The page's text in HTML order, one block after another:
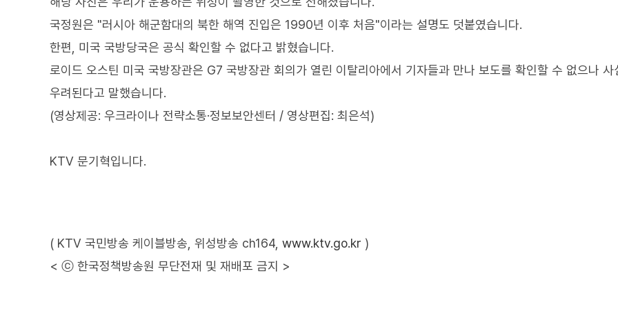
국정원은 "러시아 해군함대의 북한 해역 진입은 1990년 이후 처음"이라는 설명도 덧붙였습니다.
한편, 미국 국방당국은 공식 확인할 수 없다고 밝혔습니다.
로이드 오스틴 미국 국방장관은 G7 국방장관 회의가 열린 이탈리아에서 기자들과 만나 보도를 확인할 수 없으나 사
우려된다고 말했습니다.
(영상제공: 우크라이나 전략소통·정보보안센터 / 영상편집: 최은석)
KTV 문기혁입니다.
( KTV 국민방송 케이블방송, 위성방송 ch164, www.ktv.go.kr )
< ⓒ 한국정책방송원 무단전재 및 재배포 금지 >